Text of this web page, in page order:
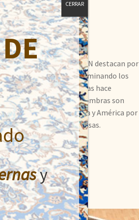
Las alfombras FARAHAN destacan por
bien cuidados, predominando los
tienen un brillo que las hace
muy suaves. Estas alfombras son
gran demanda en Europa y América por
para embellecer las casas.
y
CERRAR